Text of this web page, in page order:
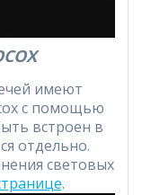
имеют
с помощью
встроен в
отдельно.
световых
.